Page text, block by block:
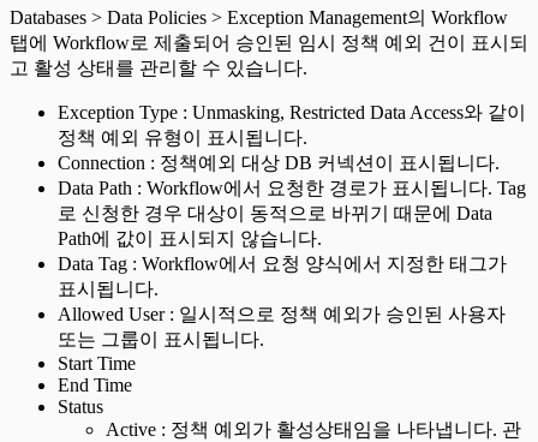
Databases > Data Policies > Exception Management의 Workflow
탭에 Workflow로 제출되어 승인된 임시 정책 예외 건이 표시되
고 활성 상태를 관리할 수 있습니다.
Exception Type : Unmasking, Restricted Data Access와 같이
정책 예외 유형이 표시됩니다.
Connection : 정책예외 대상 DB 커넥션이 표시됩니다.
Data Path : Workflow에서 요청한 경로가 표시됩니다. Tag
로 신청한 경우 대상이 동적으로 바뀌기 때문에 Data
Path에 값이 표시되지 않습니다.
Data Tag : Workflow에서 요청 양식에서 지정한 태그가
표시됩니다.
Allowed User : 일시적으로 정책 예외가 승인된 사용자
또는 그룹이 표시됩니다.
Start Time
End Time
Status
Active : 정책 예외가 활성상태임을 나타냅니다. 관